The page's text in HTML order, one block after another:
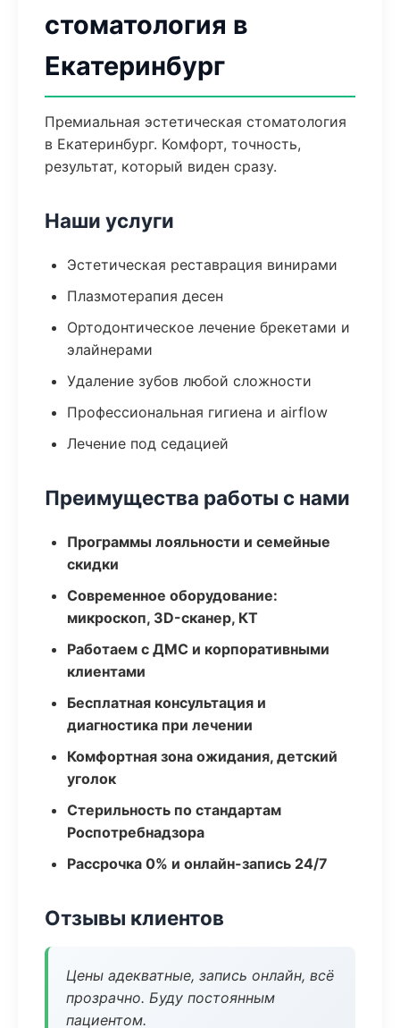
стоматология в
Екатеринбург
Премиальная эстетическая стоматология
в Екатеринбург. Комфорт, точность,
результат, который виден сразу.
Наши услуги
Эстетическая реставрация винирами
Плазмотерапия десен
Ортодонтическое лечение брекетами и
элайнерами
Удаление зубов любой сложности
Профессиональная гигиена и airflow
Лечение под седацией
Преимущества работы с нами
Программы лояльности и семейные
скидки
Современное оборудование:
микроскоп, 3D-сканер, КТ
Работаем с ДМС и корпоративными
клиентами
Бесплатная консультация и
диагностика при лечении
Комфортная зона ожидания, детский
уголок
Стерильность по стандартам
Роспотребнадзора
Рассрочка 0% и онлайн-запись 24/7
Отзывы клиентов
Цены адекватные, запись онлайн, всё
прозрачно. Буду постоянным
пациентом.